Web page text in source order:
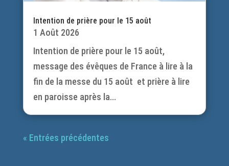
Intention de prière pour le 15 août
1 Août 2026
Intention de prière pour le 15 août,
message des évêques de France à lire à la
fin de la messe du 15 août et prière à lire
en paroisse après la...
« Entrées précédentes